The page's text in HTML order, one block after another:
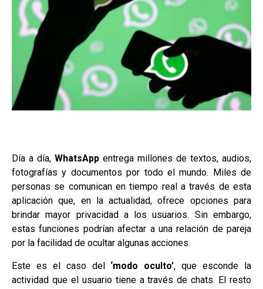
Día a día, WhatsApp entrega millones de textos, audios,
fotografías y documentos por todo el mundo. Miles de
personas se comunican en tiempo real a través de esta
aplicación que, en la actualidad, ofrece opciones para
brindar mayor privacidad a los usuarios. Sin embargo,
estas funciones podrían afectar a una relación de pareja
por la facilidad de ocultar algunas acciones.
Este es el caso del‘modo oculto’, que esconde la
actividad que el usuario tiene a través de chats. El resto